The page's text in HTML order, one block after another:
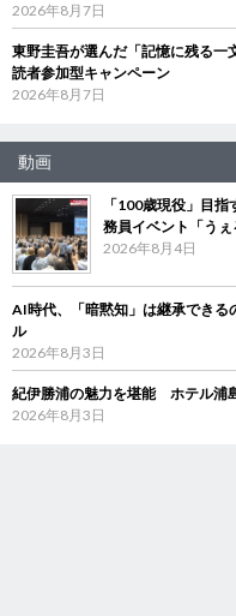
2026年8月7日
東野圭吾が選んだ「記憶に残る
読者参加型キャンペーン
2026年8月7日
動画
「100歳現役」目
務員イベント「うぇ
2026年8月4日
AI時代、「暗黙知」は継承でき
ル
2026年8月3日
紀伊勝浦の魅力を堪能 ホテル浦
2026年8月3日